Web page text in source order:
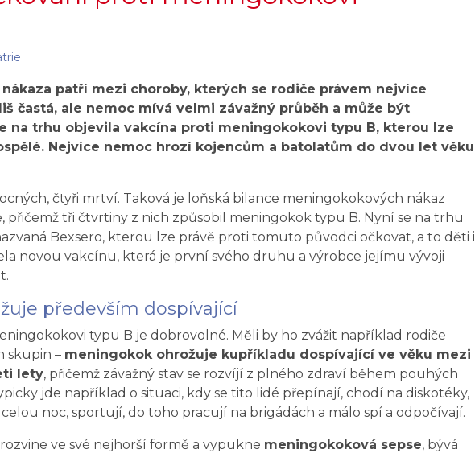
patří mezi choroby, kterých se rodiče právem nejvíce
častá, ale nemoc mívá velmi závažný průběh a může být
na trhu objevila vakcína proti meningokokovi typu B, kterou lze
Nejvíce nemoc hrozí kojencům a batolatům do dvou let věku
čtyři mrtví. Taková je loňská bilance meningokokových nákaz
přičemž tři čtvrtiny z nich způsobil meningokok typu B. Nyní se na trhu
Bexsero, kterou lze právě proti tomuto původci očkovat, a to děti i
novou vakcínu, která je první svého druhu a výrobce jejímu vývoji
především dospívající
typu B je dobrovolné. Měli by ho zvážit například rodiče
skupin – meningokok ohrožuje kupříkladu dospívající ve věku mezi
lety, přičemž závažný stav se rozvíjí z plného zdraví během pouhých
jde například o situaci, kdy se tito lidé přepínají, chodí na diskotéky,
noc, sportují, do toho pracují na brigádách a málo spí a odpočívají.
ve své nejhorší formě a vypukne meningokoková sepse, bývá